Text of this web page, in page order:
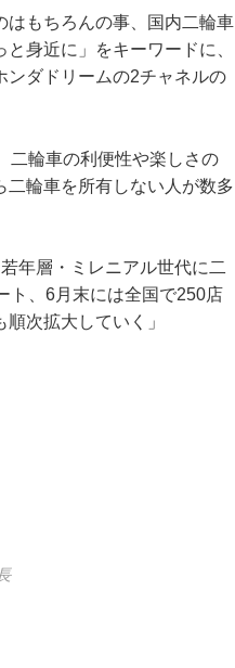
はもちろんの事、国内二輪車
身近に」をキーワードに、
ンダドリームの2チャネルの
二輪車の利便性や楽しさの
輪車を所有しない人が数多
年層・ミレニアル世代に二
ト、6月末には全国で250店
次拡大していく」